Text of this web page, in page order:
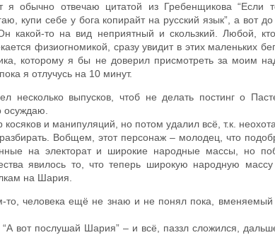
я обычно отвечаю цитатой из Гребенщикова “Если
купи себе у бога копирайт на русский язык”, а вот
какой-то на вид неприятный и скользкий. Любой,
физиогномикой, сразу увидит в этих маленьких
которому я бы не доверил присмотреть за моим
я отлучусь на 10 минут.
несколько выпусков, чтоб не делать постинг о
осуждаю.
и манипуляций, но потом удалил всё, т.к.
Вобщем, этот персонаж – молодец, что
на электорат и широкие народные массы, но
явилось то, что теперь широкую народную
на Шария.
то, человека ещё не знаю и не понял пока, вменяемый
вот послушай Шария” – и всё, паззл сложился,